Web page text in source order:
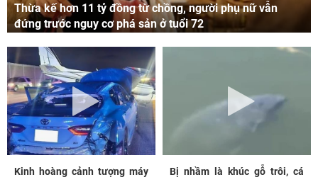
Thừa kế hơn 11 tỷ đồng từ chồng, người phụ nữ vẫn
đứng trước nguy cơ phá sản ở tuổi 72
Kinh hoàng cảnh tượng máy
Bị nhầm là khúc gỗ trôi, cá